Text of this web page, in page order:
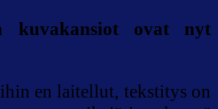
Lombardian
kuvakansiot ovat nyt
en laitellut, tekstitys on